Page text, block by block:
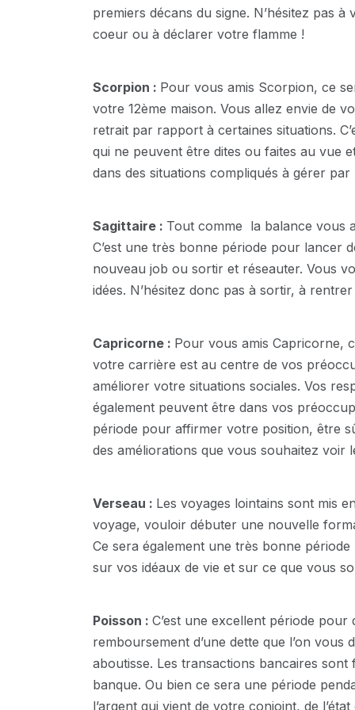
premiers décans du signe. N’hésitez pas
coeur ou à déclarer votre flamme !
Scorpion : Pour vous amis Scorpion, ce
votre 12ème maison. Vous allez envie de
retrait par rapport à certaines situations.
qui ne peuvent être dites ou faites au vue
dans des situations compliqués à gérer par
Sagittaire : Tout comme la balance vous
C’est une très bonne période pour lancer
nouveau job ou sortir et réseauter. Vous
idées. N’hésitez donc pas à sortir, à
Capricorne : Pour vous amis Capricorne,
votre carrière est au centre de vos
améliorer votre situations sociales. Vos
également peuvent être dans vos
période pour affirmer votre position, être
des améliorations que vous souhaitez voir
Verseau : Les voyages lointains sont mis
voyage, vouloir débuter une nouvelle
Ce sera également une très bonne
sur vos idéaux de vie et sur ce que vous
Poisson : C’est une excellent période
remboursement d’une dette que l’on
aboutisse. Les transactions bancaires
banque. Ou bien ce sera une période
l’argent qui vient de votre conjoint, de